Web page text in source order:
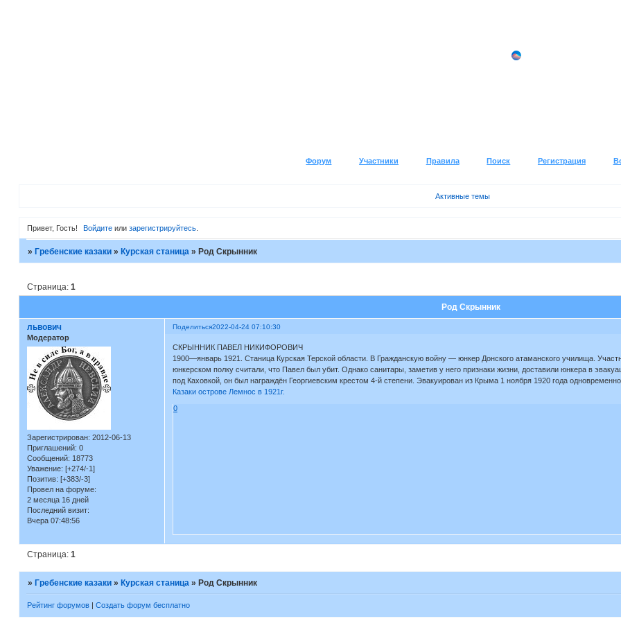
Форум Участники Правила Поиск Регистрация
Активные темы
Привет, Гость! Войдите илизарегистрируйтесь
» Гребенские казаки » Курская станица » Род Скрынник
Род Скрынник
Страница: 1
Поделиться2022-04-24 07:10:30
львович
Модератор
Зарегистрирован: 2012-06-13
Приглашений: 0
Сообщений: 18773
Уважение: [+274/-1]
Позитив: [+383/-3]
Провел на форуме:
2 месяца 16 дней
Последний визит:
Вчера 07:48:56
СКРЫННИК ПАВЕЛ НИКИФОРОВИЧ
1900—январь 1921. Станица Курская Терской области. В Гражданскую войну — юнкер Донского атаманского училища.
юнкерском полку считали, что Павел был убит. Однако санитары, заметив у него признаки жизни, доставили юнкера в
под Каховкой, он был награждён Георгиевским крестом 4-й степени. Эвакуирован из Крыма 1 ноября 1920 года
Казаки острове Лемнос в 1921г.
0
Страница: 1
» Гребенские казаки » Курская станица » Род Скрынник
Рейтинг форумов| Создать форум бесплатно